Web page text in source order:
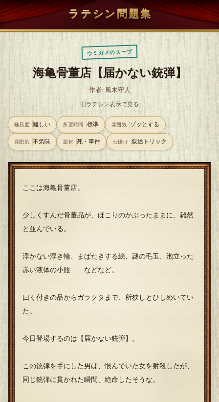
ラテシン問題集
ウミガメのスープ
海亀骨董店【届かない銃弾】
作者: 風木守人
旧ラテシン表示で見る
難易度 難しい 所要時間 標準 雰囲気 ゾッとする
雰囲気 不気味 題材 死・事件 仕掛け 叙述トリック
ここは海亀骨董店。
少しくすんだ骨董品が、ほこりのかぶったままに、雑然
と並んでいる。
浮かない浮き輪、まばたきする絵、謎の毛玉、泡立った
赤い液体の小瓶……などなど。
曰く付きの品からガラクタまで、所狭しとひしめいてい
た。
今日登場するのは【届かない銃弾】。
この銃弾を手にした男は、恨んでいた女を射殺したが、
同じ銃弾に貫かれた瞬間、絶命したそうな。